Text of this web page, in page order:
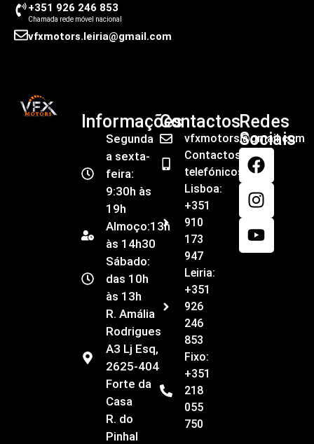
+351 926 246 853
Chamada rede móvel nacional
vfxmotors.leiria@gmail.com
Informações
Segunda
a sexta-
feira:
9:30h às
19h
Almoço:13h
às 14h30
Sábado:
das 10h
às 13h
R. Amália
Rodrigues
A3 Lj Esq,
2625-404
Forte da
Casa
R. do
Pinhal
Contactos
vfxmotors@gmail.com
Contactos
telefónicos
Lisboa:
+351
910
173
947
Leiria:
+351
926
246
853
Fixo:
+351
218
055
750
Redes
Sociais